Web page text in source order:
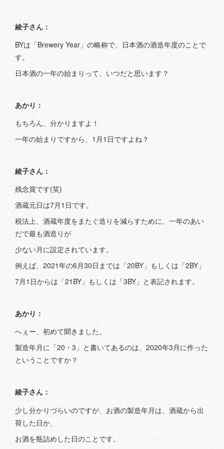
綾子さん：
BYは「Brewery Year」の略称で、日本酒の酒造年度のことで
す。
日本酒の一年の始まりって、いつだと思います？
あかり：
もちろん、分かりますよ！
一年の始まりですから、1月1日ですよね？
綾子さん：
残念賞です(笑)
酒蔵元日は7月1日です。
税法上、酒蔵年度をまたぐ造りを減らすために、一年のあい
だで最も酒造りが
少ない月に設定されています。
例えば、2021年の6月30日までは「20BY」もしくは「2BY」
7月1日からは「21BY」もしくは「3BY」と表記されます。
あかり：
へぇー、初めて聞きました。
製造年月に「20・3」と書いてあるのは、2020年3月に作った
ということですか？
綾子さん：
少し分かりづらいのですが、お酒の製造年月は、酒蔵から出
荷した日か、
お酒を瓶詰めした日のことです。